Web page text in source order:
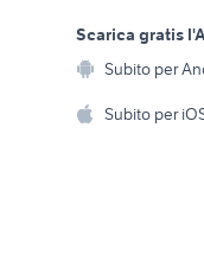
Scarica gratis
Subito per
Subito per